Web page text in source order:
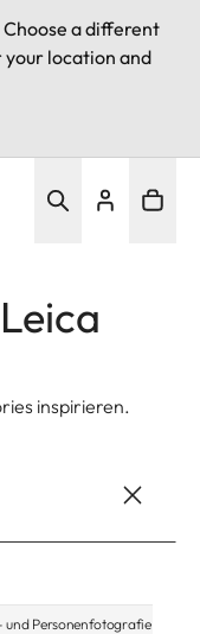
Choose a different
location and
inspirieren.
und Personenfotografie